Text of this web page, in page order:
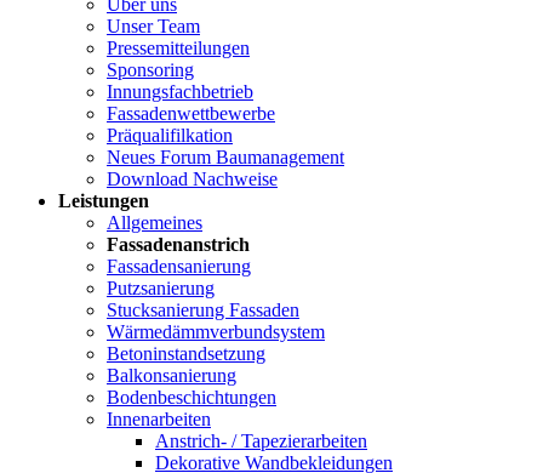
Unser Team
Pressemitteilungen
Sponsoring
Innungsfachbetrieb
Fassadenwettbewerbe
Präqualifilkation
Neues Forum Baumanagement
Download Nachweise
Leistungen
Allgemeines
Fassadenanstrich
Fassadensanierung
Putzsanierung
Stucksanierung Fassaden
Wärmedämmverbundsystem
Betoninstandsetzung
Balkonsanierung
Bodenbeschichtungen
Innenarbeiten
Anstrich- / Tapezierarbeiten
Dekorative Wandbekleidungen